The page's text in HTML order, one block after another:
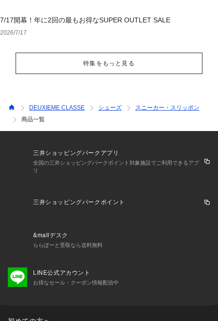
7/17開幕！年に2回の最もお得なSUPER OUTLET SALE
2026/7/17
特集をもっと見る
DEUXIEME CLASSE シューズ
スニーカー・スリッポン
商品一覧
三井ショッピングパークアプリ
全国の三井ショッピングパークポイント対象施設でご利用できるアプ
リ
三井ショッピングパークポイント
&mallデスク
ららぽーと受取なら送料無料
LINE公式アカウント
お得なセール・クーポン情報配信中